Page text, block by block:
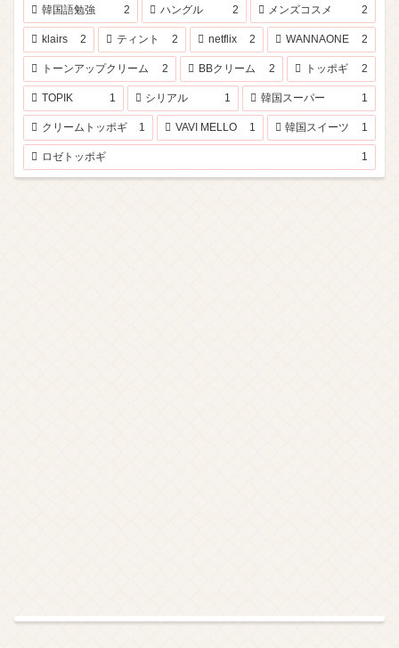
韓国語勉強 2 ハングル 2 メンズコスメ 2
klairs 2 ティント 2 netflix 2 WANNAONE 2
トーンアップクリーム 2 BBクリーム 2 トッポギ 2
TOPIK 1 シリアル 1 韓国スーパー 1
クリームトッポギ 1 VAVI MELLO 1 韓国スイーツ 1
ロゼトッポギ 1